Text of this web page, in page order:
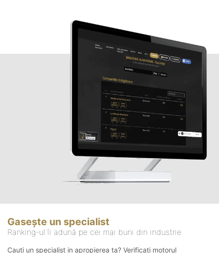
Gasește un specialist
Ranking-ul îi adună pe cei mai buni din industrie
Cauți un specialist in apropierea ta? Verificați motorul